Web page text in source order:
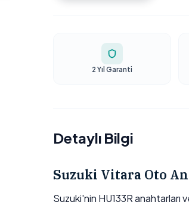
2 Yıl Garanti
Detaylı Bilgi
Suzuki Vitara Oto
Suzuki'nin HU133R anahtarları